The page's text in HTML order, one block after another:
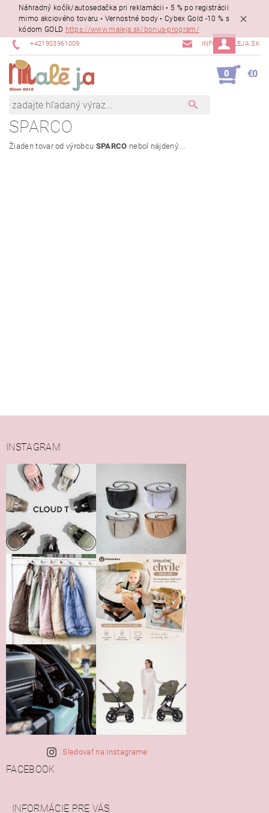
Náhradný kočík/autosedačka pri reklamácii • 5 % po registrácii
mimo akciového tovaru • Vernostné body • Cybex Gold -10 % s
kódom GOLD https://www.maleja.sk/bonus-program/
+421903961009 INFO@MALEJA.SK
0 €0
SPARCO
Žiaden tovar od výrobcu SPARCO nebol nájdený....
INSTAGRAM
Sledovať na Instagrame
FACEBOOK
INFORMÁCIE PRE VÁS